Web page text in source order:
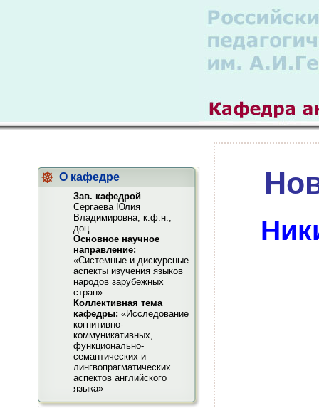
О кафедре
Зав. кафедрой
Сергаева Юлия
Владимировна, к.ф.н.,
доц.
Основное научное
направление:
«Системные и дискурсные
аспекты изучения языков
народов зарубежных
стран»
Коллективная тема
кафедры: «Исследование
когнитивно-
коммуникативных,
функционально-
семантических и
лингвопрагматических
аспектов английского
языка»